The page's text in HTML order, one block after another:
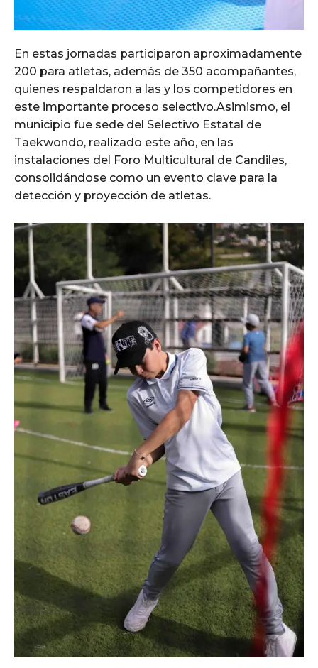
En estas jornadas participaron aproximadamente
200 para atletas, además de 350 acompañantes,
quienes respaldaron a las y los competidores en
este importante proceso selectivo.Asimismo, el
municipio fue sede del Selectivo Estatal de
Taekwondo, realizado este año, en las
instalaciones del Foro Multicultural de Candiles,
consolidándose como un evento clave para la
detección y proyección de atletas.